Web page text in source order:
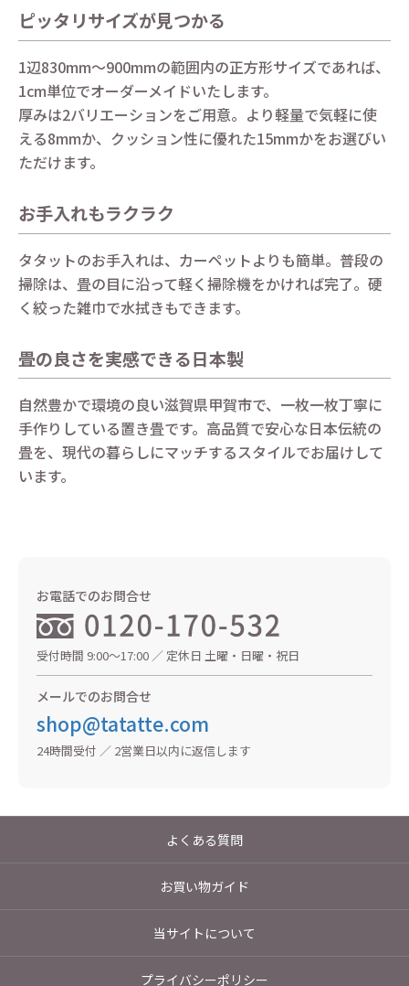
ピッタリサイズが見つかる
1辺830mm～900mmの範囲内の正方形サイズであれば、
1cm単位でオーダーメイドいたします。
厚みは2バリエーションをご用意。より軽量で気軽に使
える8mmか、クッション性に優れた15mmかをお選びい
ただけます。
お手入れもラクラク
タタットのお手入れは、カーペットよりも簡単。普段の
掃除は、畳の目に沿って軽く掃除機をかければ完了。硬
く絞った雑巾で水拭きもできます。
畳の良さを実感できる日本製
自然豊かで環境の良い滋賀県甲賀市で、一枚一枚丁寧に
手作りしている置き畳です。高品質で安心な日本伝統の
畳を、現代の暮らしにマッチするスタイルでお届けして
います。
お電話でのお問合せ
受付時間 9:00〜17:00 ／ 定休日 土曜・日曜・祝日
メールでのお問合せ
shop@tatatte.com
24時間受付 ／ 2営業日以内に返信します
よくある質問
お買い物ガイド
当サイトについて
プライバシーポリシー